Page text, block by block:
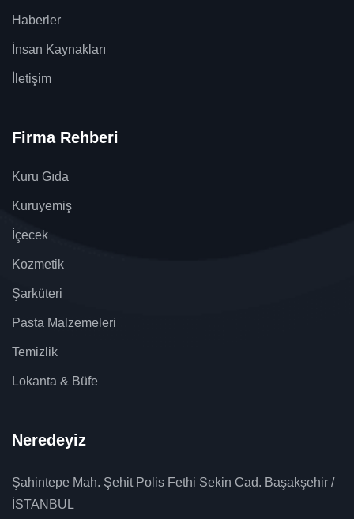
Haberler
İnsan Kaynakları
İletişim
Firma Rehberi
Kuru Gıda
Kuruyemiş
İçecek
Kozmetik
Şarküteri
Pasta Malzemeleri
Temizlik
Lokanta & Büfe
Neredeyiz
Şahintepe Mah. Şehit Polis Fethi Sekin Cad. Başakşehir /
İSTANBUL